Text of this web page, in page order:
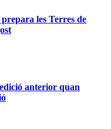
les Terres de
anterior quan